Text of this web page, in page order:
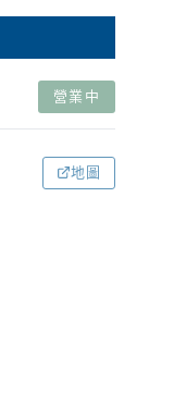
營業中
地圖